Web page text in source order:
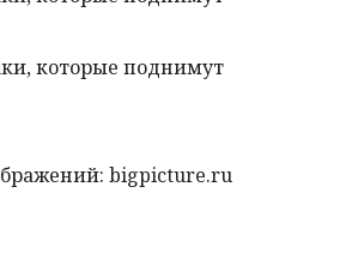
bigpicture.ru